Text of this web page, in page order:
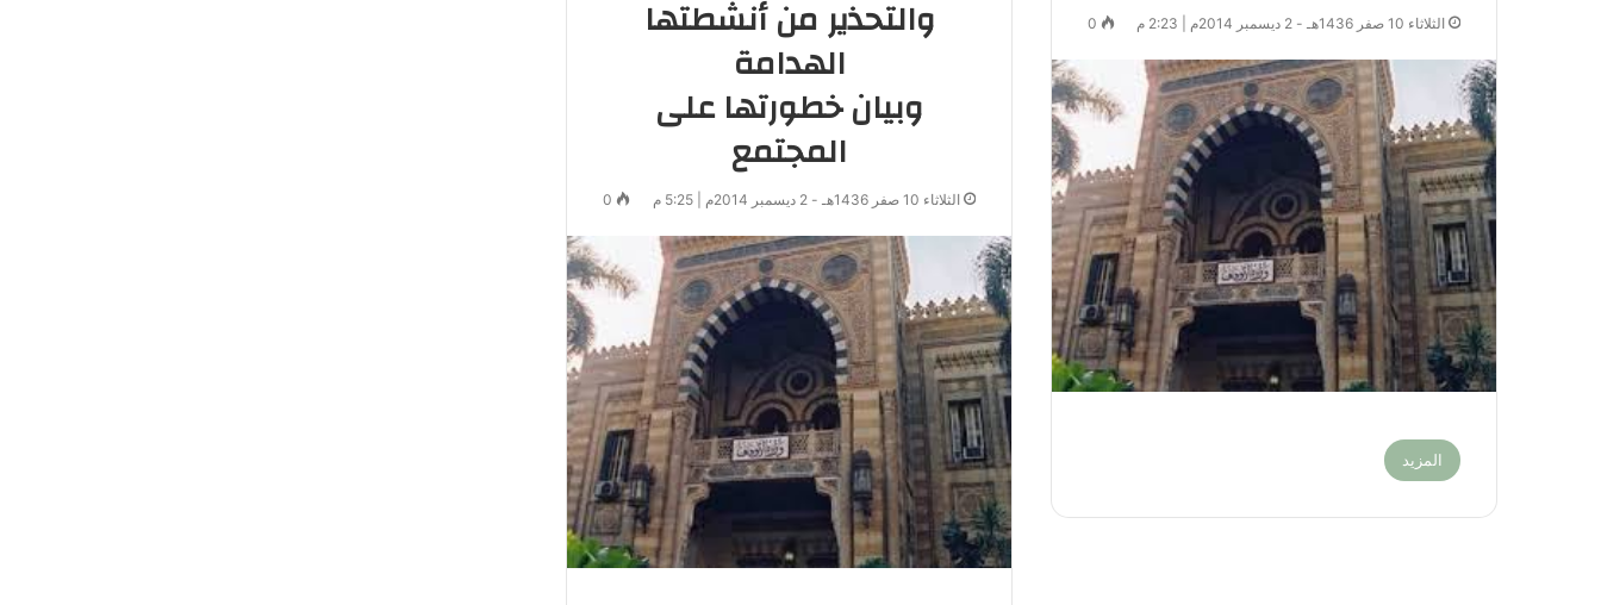
والتحذير من أنشطتها
الهدامة
وبيان خطورتها على
المجتمع
الثلاثاء 10 صفر 1436هـ - 2 ديسمبر 2014م | 5:25 م 0
الثلاثاء 10 صفر 1436هـ - 2 ديسمبر 2014م | 2:23 م 0
المزيد